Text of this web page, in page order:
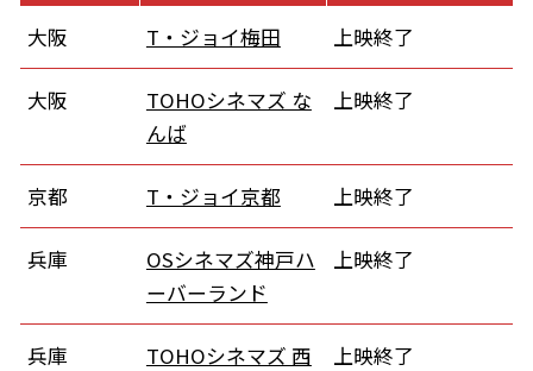
大阪 T・ジョイ梅田 上映終了
大阪
TOHOシネマズ な
んば
上映終了
京都 T・ジョイ京都 上映終了
兵庫
OSシネマズ神戸ハ
ーバーランド
上映終了
兵庫
TOHOシネマズ 西
上映終了